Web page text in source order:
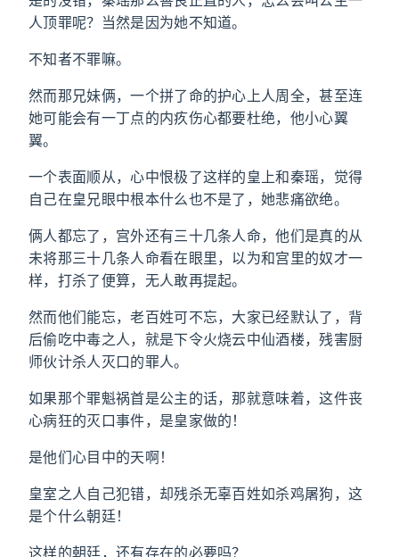
人顶罪呢？当然是因为她不知道。
不知者不罪嘛。
然而那兄妹俩，一个拼了命的护心上人周全，甚至连
她可能会有一丁点的内疚伤心都要杜绝，他小心翼
翼。
一个表面顺从，心中恨极了这样的皇上和秦瑶，觉得
自己在皇兄眼中根本什么也不是了，她悲痛欲绝。
俩人都忘了，宫外还有三十几条人命，他们是真的从
未将那三十几条人命看在眼里，以为和宫里的奴才一
样，打杀了便算，无人敢再提起。
然而他们能忘，老百姓可不忘，大家已经默认了，背
后偷吃中毒之人，就是下令火烧云中仙酒楼，残害厨
师伙计杀人灭口的罪人。
如果那个罪魁祸首是公主的话，那就意味着，这件丧
心病狂的灭口事件，是皇家做的！
是他们心目中的天啊！
皇室之人自己犯错，却残杀无辜百姓如杀鸡屠狗，这
是个什么朝廷！
这样的朝廷，还有存在的必要吗？